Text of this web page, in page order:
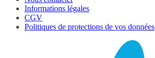
Informations légales
CGV
Politiques de protections de vos données